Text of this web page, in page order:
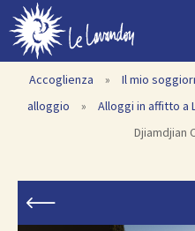
Accoglienza » Il mio
alloggio
» Alloggi in affitto a
Djiamdjian